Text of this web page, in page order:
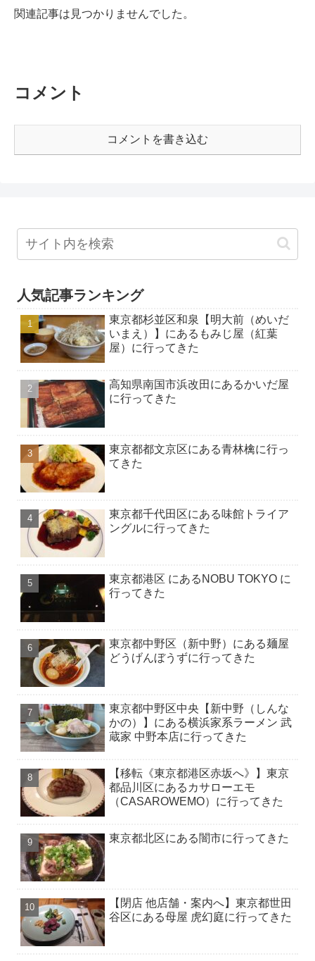
関連記事は見つかりませんでした。
コメント
コメントを書き込む
人気記事ランキング
東京都杉並区和泉【明大前（めいだ
いまえ）】にあるもみじ屋（紅葉
屋）に行ってきた
高知県南国市浜改田にあるかいだ屋
に行ってきた
東京都都文京区にある青林檎に行っ
てきた
東京都千代田区にある味館トライア
ングルに行ってきた
東京都港区 にあるNOBU TOKYO に
行ってきた
東京都中野区（新中野）にある麺屋
どうげんぼうずに行ってきた
東京都中野区中央【新中野（しんな
かの）】にある横浜家系ラーメン 武
蔵家 中野本店に行ってきた
【移転《東京都港区赤坂へ》】東京
都品川区にあるカサローエモ
（CASAROWEMO）に行ってきた
東京都北区にある闇市に行ってきた
【閉店 他店舗・案内へ】東京都世田
谷区にある母屋 虎幻庭に行ってきた